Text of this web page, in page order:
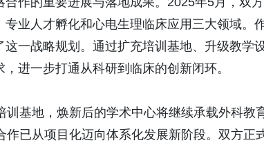
业人才孵化和心电生理临床应用三大领域。
一战略规划。通过扩充培训基地、升级教学
进一步打通从科研到临床的创新闭环。
基地，焕新后的学术中心将继续承载外科教
已从项目化迈向体系化发展新阶段。双方正